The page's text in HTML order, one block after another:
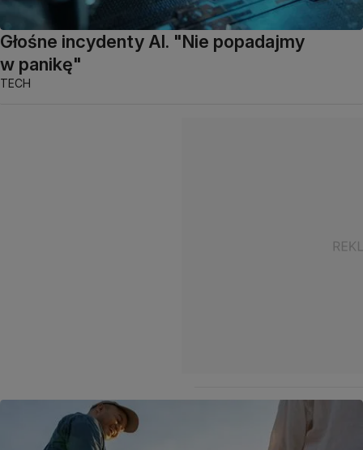
Głośne incydenty AI. "Nie popadajmy
w panikę"
TECH